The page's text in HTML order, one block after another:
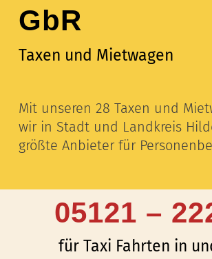
GbR
Taxen und Mietwagen
Mit unseren 28 Taxen und
wir in Stadt und Landkreis
größte Anbieter für
05121 –
für Taxi Fahrten in